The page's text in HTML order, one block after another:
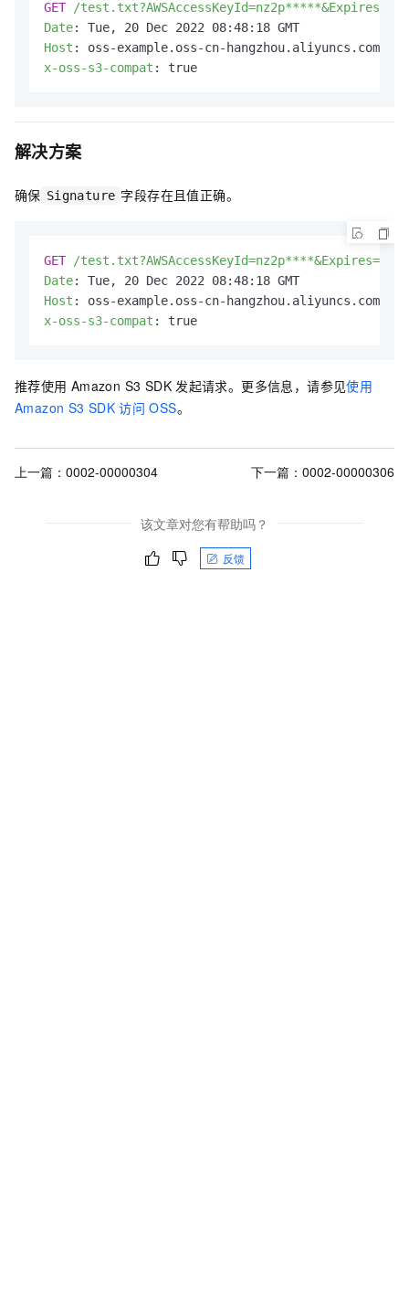
GET /
Date:
Host :
x-oss-s3-compat : true
解决方案
确保 Signature 字段存在且值正确。
GET
/
Date:
Host :
x-oss-s3-compat : true
推荐使用 Amazon S3 SDK 发起请求。更多信息，请参见使用
Amazon S3 SDK 访问 OSS。
上一篇： 0002-00000304 下一篇： 0002-00000306
该文章对您有帮助吗？
反馈